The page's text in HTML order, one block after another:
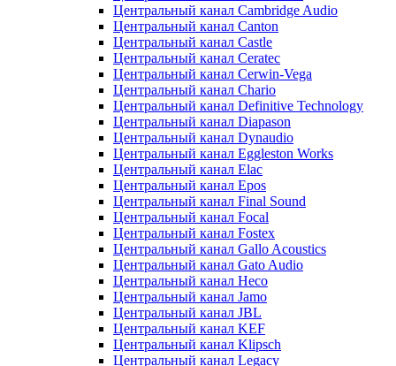
Центральный канал Cambridge Audio
Центральный канал Canton
Центральный канал Castle
Центральный канал Ceratec
Центральный канал Cerwin-Vega
Центральный канал Chario
Центральный канал Definitive Technology
Центральный канал Diapason
Центральный канал Dynaudio
Центральный канал Eggleston Works
Центральный канал Elac
Центральный канал Epos
Центральный канал Final Sound
Центральный канал Focal
Центральный канал Fostex
Центральный канал Gallo Acoustics
Центральный канал Gato Audio
Центральный канал Heco
Центральный канал Jamo
Центральный канал JBL
Центральный канал KEF
Центральный канал Klipsch
Центральный канал Legacy